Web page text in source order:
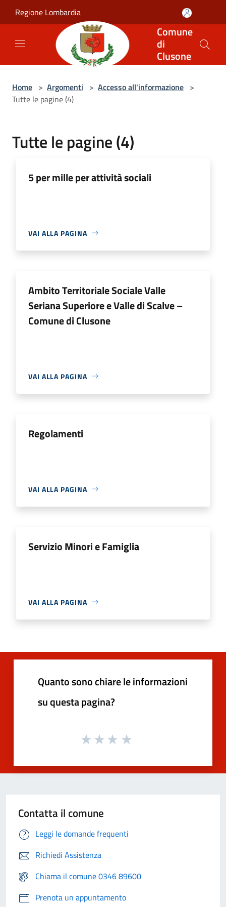
Regione Lombardia
Comune
di
Clusone
Home > Argomenti > Accesso all'informazione >
Tutte le pagine (4)
Tutte le pagine (4)
5 per mille per attività sociali
VAI ALLA PAGINA
Ambito Territoriale Sociale Valle
Seriana Superiore e Valle di Scalve –
Comune di Clusone
VAI ALLA PAGINA
Regolamenti
VAI ALLA PAGINA
Servizio Minori e Famiglia
VAI ALLA PAGINA
Quanto sono chiare le informazioni
su questa pagina?
Contatta il comune
Leggi le domande frequenti
Richiedi Assistenza
Chiama il comune 0346 89600
Prenota un appuntamento